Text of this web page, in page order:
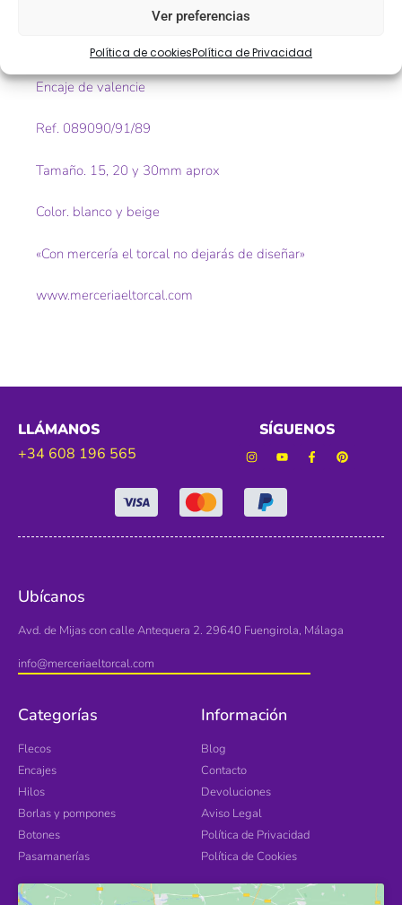
Ver preferencias
Política de cookiesPolítica de Privacidad
Descripción
Encaje de valencie
Ref. 089090/91/89
Tamaño. 15, 20 y 30mm aprox
Color. blanco y beige
«Con mercería el torcal no dejarás de diseñar»
www.merceriaeltorcal.com
LLÁMANOS
+34 608 196 565
SÍGUENOS
Ubícanos
Avd. de Mijas con calle Antequera 2. 29640 Fuengirola, Málaga
info@merceriaeltorcal.com
Categorías
Flecos
Encajes
Hilos
Borlas y pompones
Botones
Pasamanerías
Información
Blog
Contacto
Devoluciones
Aviso Legal
Política de Privacidad
Política de Cookies